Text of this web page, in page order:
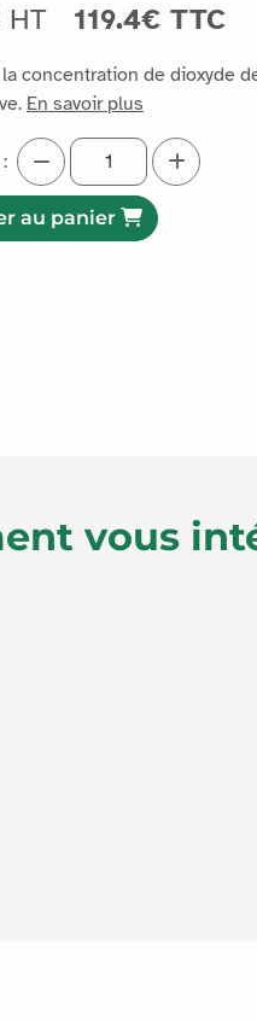
HT 119.4€ TTC
concentration de dioxyde
En savoir plus
au panier
vous